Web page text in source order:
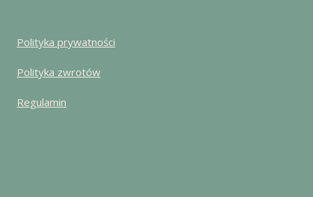
Polityka prywatności
Polityka zwrotów
Regulamin